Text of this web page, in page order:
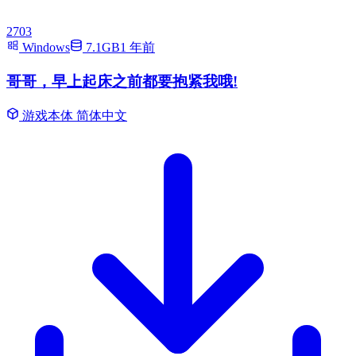
2703
Windows
7.1GB1 年前
哥哥，早上起床之前都要抱紧我哦!
游戏本体 简体中文